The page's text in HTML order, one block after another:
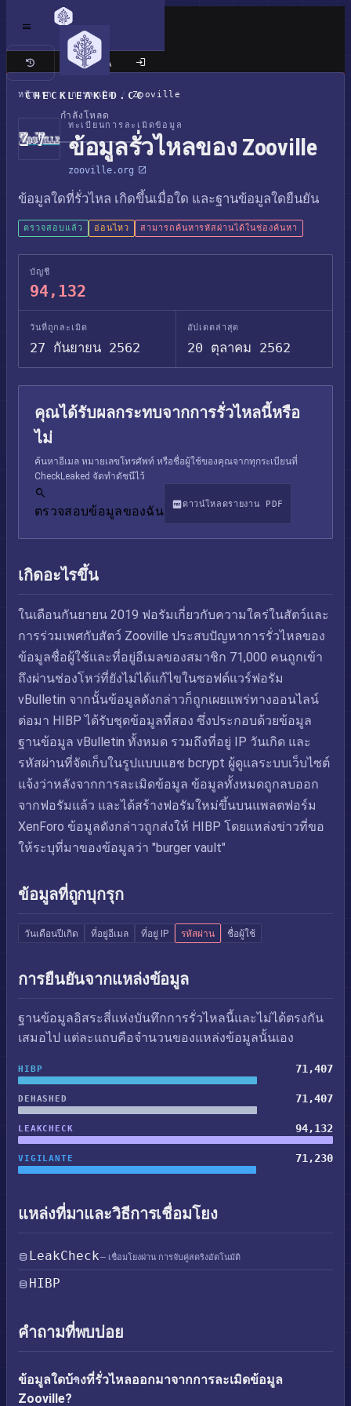
CHECKLEAKED.CC
กำลังโหลด
เว็บไซต์แบบคลาสสิก
หน้าแรก / การละเมิด / Zooville
ทะเบียนการละเมิดข้อมูล
ข้อมูลรั่วไหลของ Zooville
zooville.org
ข้อมูลใดที่รั่วไหล เกิดขึ้นเมื่อใด และฐานข้อมูลใดยืนยัน
ตรวจสอบแล้ว อ่อนไหว สามารถค้นหารหัสผ่านได้ในช่องค้นหา
บัญชี
94,132
วันที่ถูกละเมิด
27 กันยายน 2562
อัปเดตล่าสุด
20 ตุลาคม 2562
คุณได้รับผลกระทบจากการรั่วไหลนี้หรือ
ไม่
ค้นหาอีเมล หมายเลขโทรศัพท์ หรือชื่อผู้ใช้ของคุณจากทุกระเบียนที่
CheckLeaked จัดทำดัชนีไว้
ตรวจสอบข้อมูลของฉัน ดาวน์โหลดรายงาน PDF
เกิดอะไรขึ้น
ในเดือนกันยายน 2019 ฟอรัมเกี่ยวกับความใคร่ในสัตว์และ
การร่วมเพศกับสัตว์ Zooville ประสบปัญหาการรั่วไหลของ
ข้อมูลชื่อผู้ใช้และที่อยู่อีเมลของสมาชิก 71,000 คนถูกเข้า
ถึงผ่านช่องโหว่ที่ยังไม่ได้แก้ไขในซอฟต์แวร์ฟอรัม
vBulletin จากนั้นข้อมูลดังกล่าวก็ถูกเผยแพร่ทางออนไลน์
ต่อมา HIBP ได้รับชุดข้อมูลที่สอง ซึ่งประกอบด้วยข้อมูล
ฐานข้อมูล vBulletin ทั้งหมด รวมถึงที่อยู่ IP วันเกิด และ
รหัสผ่านที่จัดเก็บในรูปแบบแฮช bcrypt ผู้ดูแลระบบเว็บไซต์
แจ้งว่าหลังจากการละเมิดข้อมูล ข้อมูลทั้งหมดถูกลบออก
จากฟอรัมแล้ว และได้สร้างฟอรัมใหม่ขึ้นบนแพลตฟอร์ม
XenForo ข้อมูลดังกล่าวถูกส่งให้ HIBP โดยแหล่งข่าวที่ขอ
ให้ระบุที่มาของข้อมูลว่า "burger vault"
ข้อมูลที่ถูกบุกรุก
วันเดือนปีเกิด ที่อยู่อีเมล ที่อยู่ IP รหัสผ่าน ชื่อผู้ใช้
การยืนยันจากแหล่งข้อมูล
ฐานข้อมูลอิสระสี่แห่งบันทึกการรั่วไหลนี้และไม่ได้ตรงกัน
เสมอไป แต่ละแถบคือจำนวนของแหล่งข้อมูลนั้นเอง
HIBP 71,407
DEHASHED 71,407
LEAKCHECK 94,132
VIGILANTE 71,230
แหล่งที่มาและวิธีการเชื่อมโยง
LeakCheck— เชื่อมโยงผ่าน การจับคู่สตริงอัตโนมัติ
HIBP
คำถามที่พบบ่อย
ข้อมูลใดบ้างที่รั่วไหลออกมาจากการละเมิดข้อมูล
Zooville?